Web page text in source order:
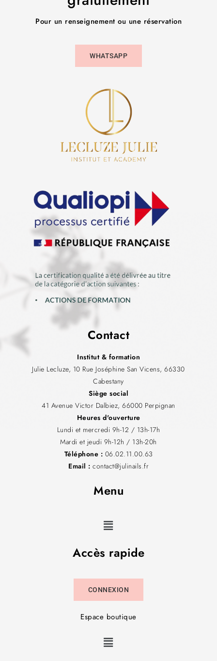
Pour un renseignement ou une réservation
WHATSAPP
Contact
Institut & formation
Julie Lecluze, 10 Rue Joséphine San Vicens, 66330
Cabestany
Siège social
41 Avenue Victor Dalbiez, 66000 Perpignan
Heures d'ouverture
Lundi et mercredi 9h-12 / 13h-17h
Mardi et jeudi 9h-12h / 13h-20h
Téléphone : 06.02.11.00.63
Email : contact@julinails.fr
Menu
Accès rapide
CONNEXION
Espace boutique